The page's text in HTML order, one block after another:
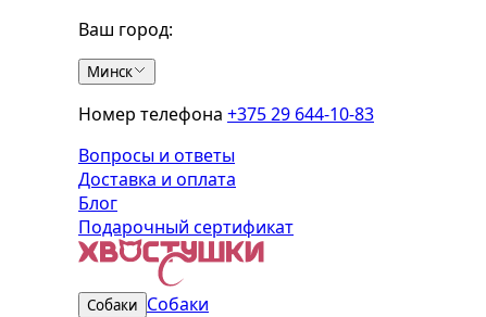
Ваш город:
Минск
Номер телефона +375 29 644-10-83
Вопросы и ответы
Доставка и оплата
Блог
Подарочный сертификат
Собаки Собаки